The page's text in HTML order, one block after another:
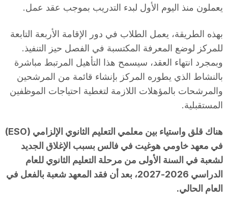
يعملون منذ اليوم الأول لبدء التدريب بموجب عقد عمل.
بهذه الطريقة، يعمل الطلاب في دور الإقامة الأربعة التابعة
للمركز لوضع المعرفة المكتسبة في الفصل حيز التنفيذ.
وبمجرد انتهاء العقد، سيسمح هذا التأهيل المرتبط مباشرة
بالنشاط الذي يطوره المركز بإنشاء قائمة من المرشحين
والمرشحات بالمؤهلات اللازمة لتغطية احتياجات الموظفين
المستقبلية.
هناك قلق واستياء بين معلمي التعليم الثانوي الإلزامي (ESO)
في معهد خاومي هوغيت في فالس بسبب الإغلاق الجديد
لشعبة في السنة الأولى من مرحلة التعليم الثانوي للعام
الدراسي 2026-2027، بعد أن فقد المعهد شعبة بالفعل في
العام الحالي.